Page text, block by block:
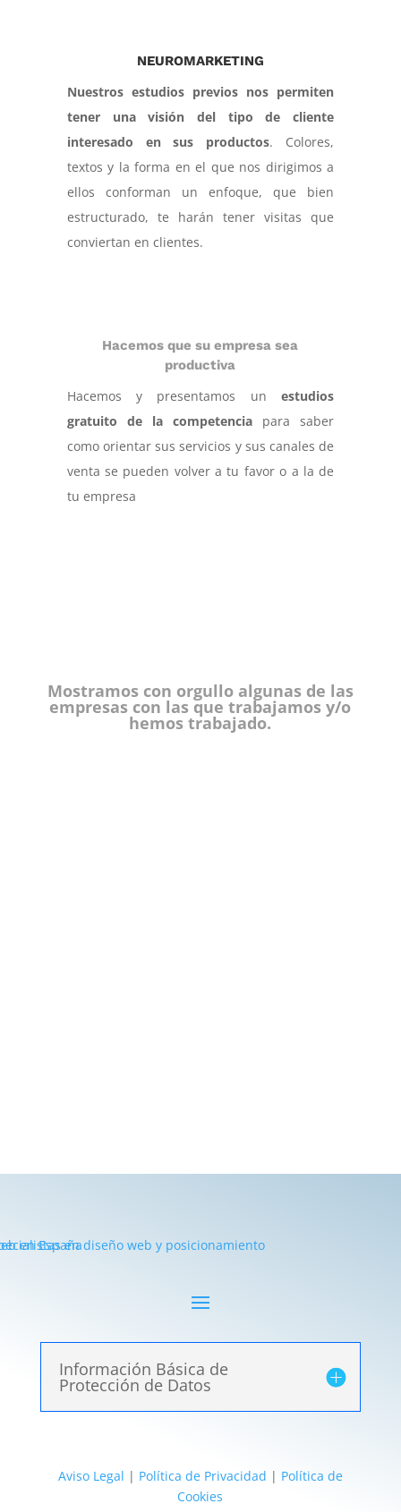
NEUROMARKETING
Nuestros estudios previos nos permiten
tener una visión del tipo de cliente
interesado en sus productos. Colores,
textos y la forma en el que nos dirigimos a
ellos conforman un enfoque, que bien
estructurado, te harán tener visitas que
conviertan en clientes.
Hacemos que su empresa sea
productiva
Hacemos y presentamos unestudios
gratuito de la competencia para saber
como orientar sus servicios y sus canales de
venta se pueden volver a tu favor o a la de
tu empresa
Mostramos con orgullo algunas de las
empresas con las que trabajamos y/o
hemos trabajado.
Información Básica de
Protección de Datos
Aviso Legal | Política de Privacidad | Política de
Cookies